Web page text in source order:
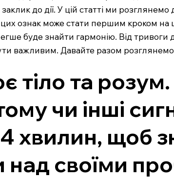
до дії. У цій статті ми
ознак може стати першим кроком
буде знайти гармонію. Від тривоги
важливим. Давайте разом
тіло та
чи інші
хвилин, щоб
своїми